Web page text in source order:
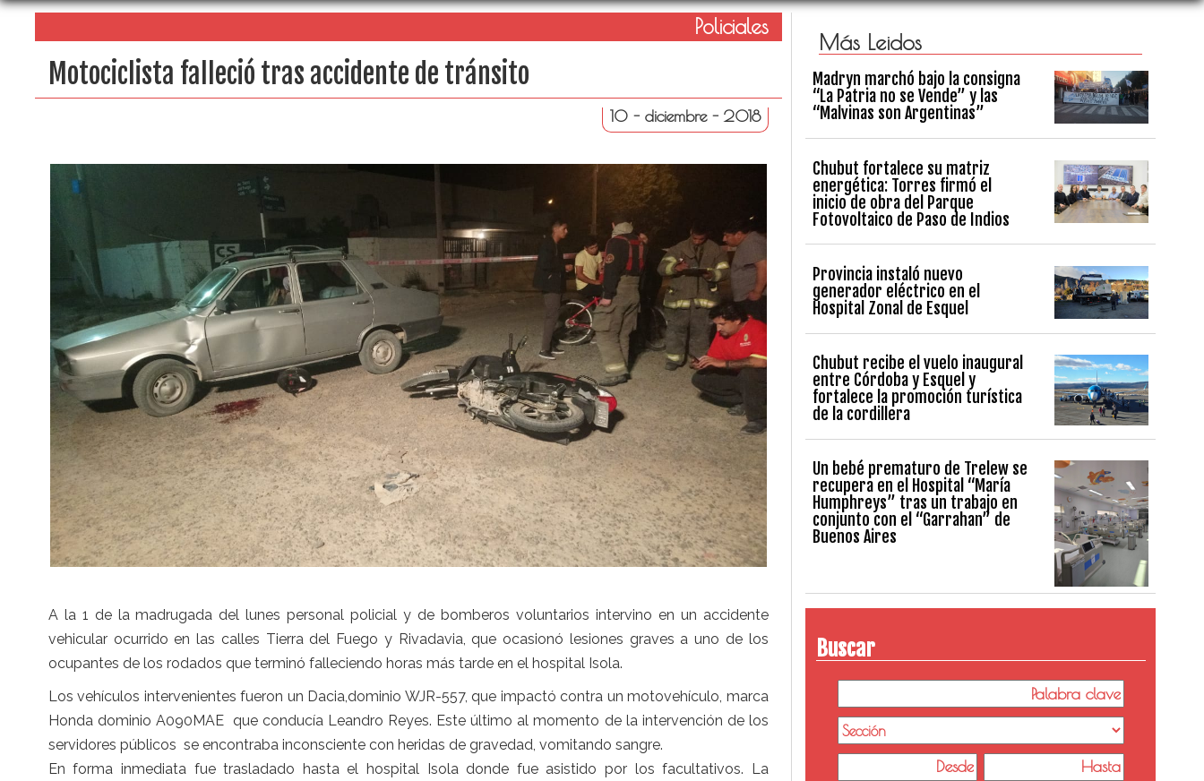
Policiales
Motociclista falleció tras accidente de tránsito
10 - diciembre - 2018
A la 1 de la madrugada del lunes personal policial y de bomberos voluntarios intervino en un accidente
vehicular ocurrido en las calles Tierra del Fuego y Rivadavia, que ocasionó lesiones graves a uno de los
ocupantes de los rodados que terminó falleciendo horas más tarde en el hospital Isola.
Los vehículos intervenientes fueron un Dacia,dominio WJR-557, que impactó contra un motovehículo, marca
Honda dominio A090MAE que conducía Leandro Reyes. Este último al momento de la intervención de los
servidores públicos se encontraba inconsciente con heridas de gravedad, vomitando sangre.
En forma inmediata fue trasladado hasta el hospital Isola donde fue asistido por los facultativos. La
Más Leidos
Madryn marchó bajo la consigna
“La Patria no se Vende” y las
“Malvinas son Argentinas”
Chubut fortalece su matriz
energética: Torres firmó el
inicio de obra del Parque
Fotovoltaico de Paso de Indios
Provincia instaló nuevo
generador eléctrico en el
Hospital Zonal de Esquel
Chubut recibe el vuelo inaugural
entre Córdoba y Esquel y
fortalece la promoción turística
de la cordillera
Un bebé prematuro de Trelew se
recupera en el Hospital “María
Humphreys” tras un trabajo en
conjunto con el “Garrahan” de
Buenos Aires
Buscar